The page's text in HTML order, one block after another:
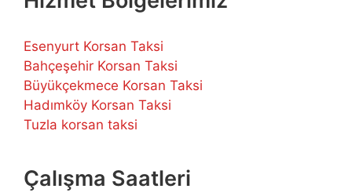
Esenyurt Korsan Taksi
Bahçeşehir Korsan Taksi
Büyükçekmece Korsan Taksi
Hadımköy Korsan Taksi
Tuzla korsan taksi
Çalışma Saatleri